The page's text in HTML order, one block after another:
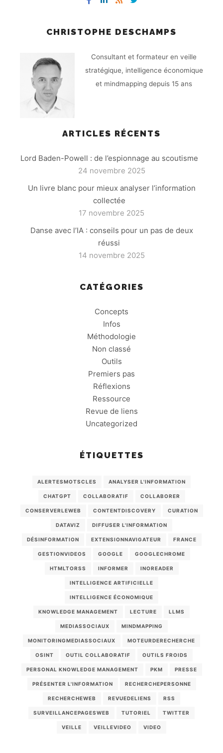
CHRISTOPHE DESCHAMPS
Consultant et formateur en veille
stratégique, intelligence économique
et mindmapping depuis 15 ans
ARTICLES RÉCENTS
Lord Baden-Powell : de l’espionnage au scoutisme
24 novembre 2025
Un livre blanc pour mieux analyser l’information
collectée
17 novembre 2025
Danse avec l’IA : conseils pour un pas de deux
réussi
14 novembre 2025
CATÉGORIES
Concepts
Infos
Méthodologie
Non classé
Outils
Premiers pas
Réflexions
Ressource
Revue de liens
Uncategorized
ÉTIQUETTES
ALERTESMOTSCLES ANALYSER L'INFORMATION
CHATGPT COLLABORATIF COLLABORER
CONSERVERLEWEB CONTENTDISCOVERY CURATION
DATAVIZ DIFFUSER L'INFORMATION
DÉSINFORMATION EXTENSIONNAVIGATEUR FRANCE
GESTIONVIDEOS GOOGLE GOOGLECHROME
HTMLTORSS INFORMER INOREADER
INTELLIGENCE ARTIFICIELLE
INTELLIGENCE ÉCONOMIQUE
KNOWLEDGE MANAGEMENT LECTURE LLMS
MEDIASSOCIAUX MINDMAPPING
MONITORINGMEDIASSOCIAUX MOTEURDERECHERCHE
OSINT OUTIL COLLABORATIF OUTILS FROIDS
PERSONAL KNOWLEDGE MANAGEMENT PKM PRESSE
PRÉSENTER L'INFORMATION RECHERCHEPERSONNE
RECHERCHEWEB REVUEDELIENS RSS
SURVEILLANCEPAGESWEB TUTORIEL TWITTER
VEILLE VEILLEVIDEO VIDEO